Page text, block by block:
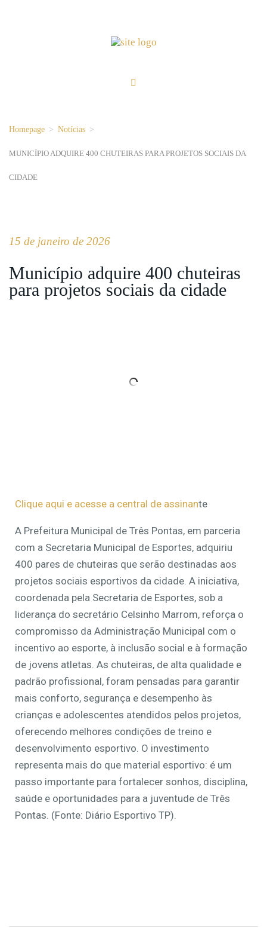
Homepage > Notícias >
MUNICÍPIO ADQUIRE 400 CHUTEIRAS PARA PROJETOS SOCIAIS DA
CIDADE
15 de janeiro de 2026
Município adquire 400 chuteiras
para projetos sociais da cidade
Clique aqui e acesse a central de assinante
A Prefeitura Municipal de Três Pontas, em parceria
com a Secretaria Municipal de Esportes, adquiriu
400 pares de chuteiras que serão destinadas aos
projetos sociais esportivos da cidade. A iniciativa,
coordenada pela Secretaria de Esportes, sob a
liderança do secretário Celsinho Marrom, reforça o
compromisso da Administração Municipal com o
incentivo ao esporte, à inclusão social e à formação
de jovens atletas. As chuteiras, de alta qualidade e
padrão profissional, foram pensadas para garantir
mais conforto, segurança e desempenho às
crianças e adolescentes atendidos pelos projetos,
oferecendo melhores condições de treino e
desenvolvimento esportivo. O investimento
representa mais do que material esportivo: é um
passo importante para fortalecer sonhos, disciplina,
saúde e oportunidades para a juventude de Três
Pontas. (Fonte: Diário Esportivo TP).